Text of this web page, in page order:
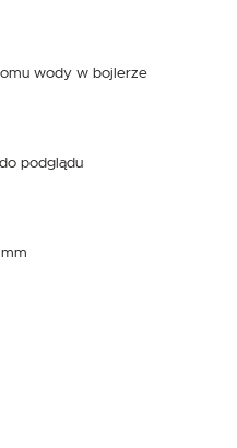
wody w bojlerze
podglądu